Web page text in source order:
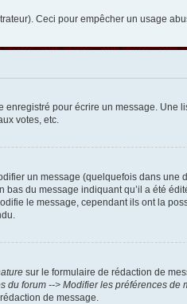
Ceci pour empêcher un usage
pour écrire un message. Une
votes, etc.
un message (quelquefois dans une
du message indiquant qu’il a été
le message, cependant ils ont la
sur le formulaire de rédaction de
du forum --> Modifier les préférences de
de message.